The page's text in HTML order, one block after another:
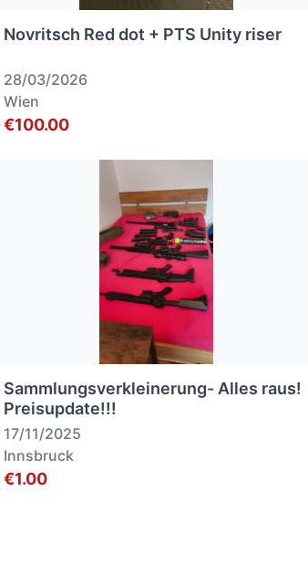
Novritsch Red dot + PTS Unity riser
28/03/2026
Wien
€100.00
Sammlungsverkleinerung- Alles raus!
Preisupdate!!!
17/11/2025
Innsbruck
€1.00